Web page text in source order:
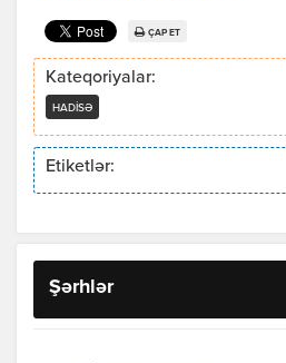
ÇAP ET
Kateqoriyalar:
HADISƏ
Etiketlər:
Şərhlər